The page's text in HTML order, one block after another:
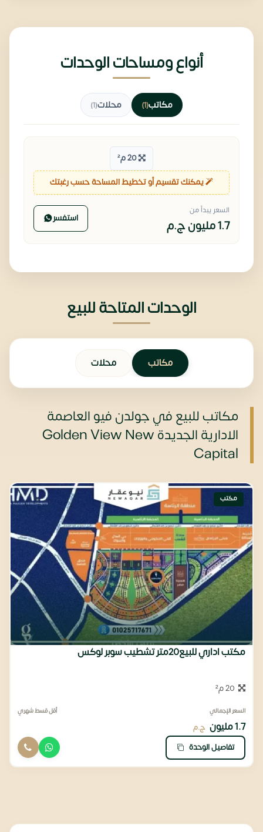
أنواع ومساحات الوحدات
مكاتب(1) محلات(1)
يمكنك تقسيم أو تخطيط المساحة حسب رغبتك
السعر يبدأ من
1.7 مليون ج.م استفسر
الوحدات المتاحة للبيع
مكاتب محلات
مكاتب للبيع في جولدن فيو العاصمة
الادارية الجديدة Golden View New
Capital
مكتب
مكتب اداري للبيع20متر تشطيب سوبر لوكس
السعر الإجمالي
1.7 مليون ج.م
أقل قسط شهري
تفاصيل الوحدة